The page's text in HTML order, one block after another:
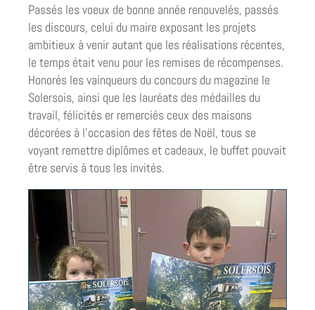
Passés les voeux de bonne année renouvelés, passés
les discours, celui du maire exposant les projets
ambitieux à venir autant que les réalisations récentes,
le temps était venu pour les remises de récompenses.
Honorés les vainqueurs du concours du magazine le
Solersois, ainsi que les lauréats des médailles du
travail, félicités er remerciés ceux des maisons
décorées à l’occasion des fêtes de Noël, tous se
voyant remettre diplômes et cadeaux, le buffet pouvait
être servis à tous les invités.